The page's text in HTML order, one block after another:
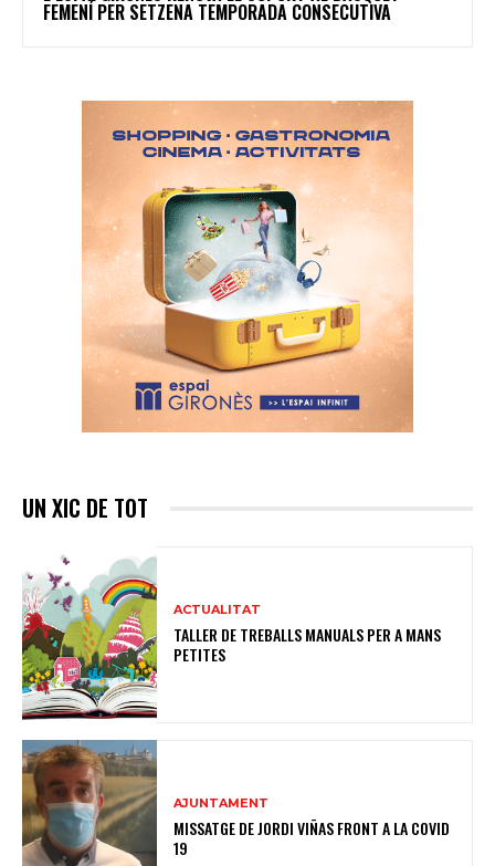
FEMENÍ PER SETZENA TEMPORADA CONSECUTIVA
UN XIC DE TOT
ACTUALITAT
TALLER DE TREBALLS MANUALS PER A MANS
PETITES
AJUNTAMENT
MISSATGE DE JORDI VIÑAS FRONT A LA COVID
19